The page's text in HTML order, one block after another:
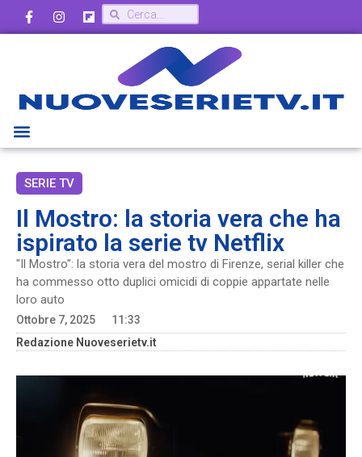
SERIE TV
Il Mostro: la storia vera che ha
ispirato la serie tv Netflix
"Il Mostro": la storia vera del mostro di Firenze, serial killer che
ha commesso otto duplici omicidi di coppie appartate nelle
loro auto
Ottobre 7, 2025
11:33
Redazione Nuoveserietv.it